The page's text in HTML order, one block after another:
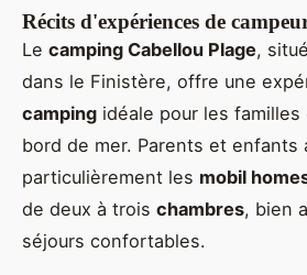
Récits d'expériences de
Le camping Cabellou Plage,
dans le Finistère, offre une
camping idéale pour les
bord de mer. Parents et enfants
particulièrement les mobil
de deux à trois chambres, bien
séjours confortables.